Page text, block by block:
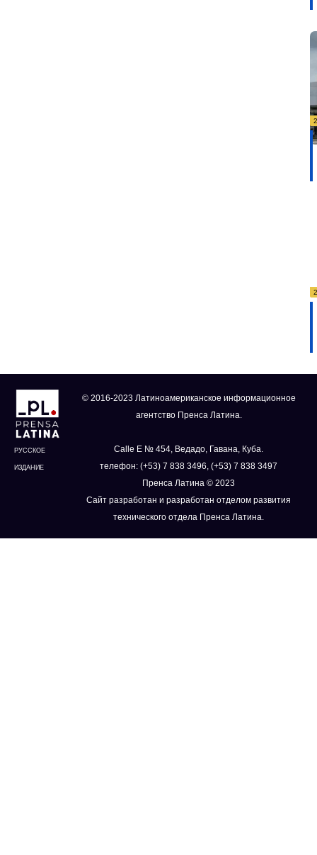
РУССКОЕ
ИЗДАНИЕ
© 2016-2023 Латиноамериканское информационное
агентство Пренса Латина.
Calle E № 454, Ведадо, Гавана, Куба.
телефон: (+53) 7 838 3496, (+53) 7 838 3497
Пренса Латина © 2023
Сайт разработан и разработан отделом развития
технического отдела Пренса Латина.